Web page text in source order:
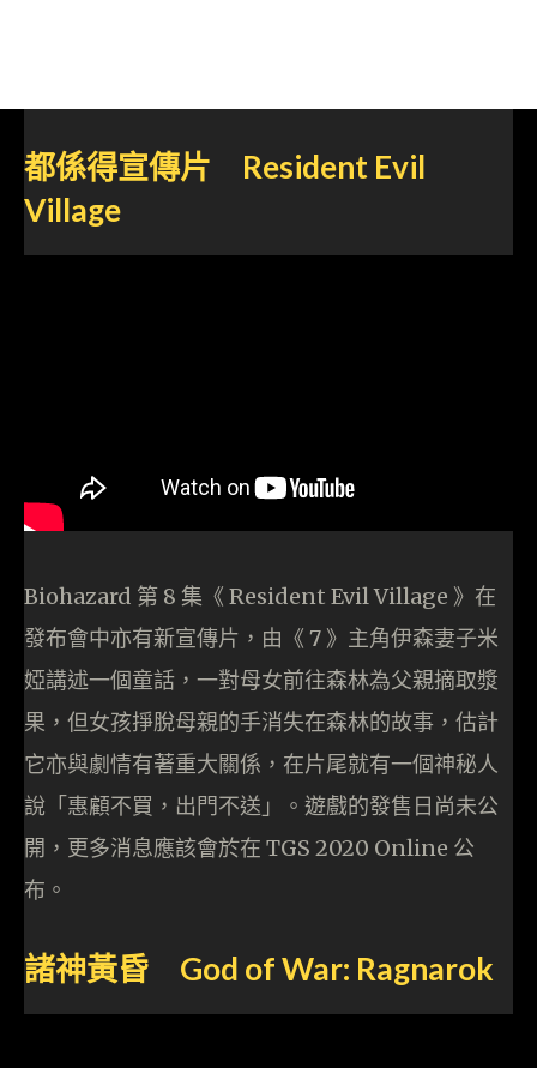
都係得宣傳片 Resident Evil
Village
Biohazard 第 8 集《 Resident Evil Village 》在
發布會中亦有新宣傳片，由《 7 》主角伊森妻子米
婭講述一個童話，一對母女前往森林為父親摘取漿
果，但女孩掙脫母親的手消失在森林的故事，估計
它亦與劇情有著重大關係，在片尾就有一個神秘人
說「惠顧不買，出門不送」。遊戲的發售日尚未公
開，更多消息應該會於在 TGS 2020 Online 公
布。
諸神黃昏 God of War: Ragnarok